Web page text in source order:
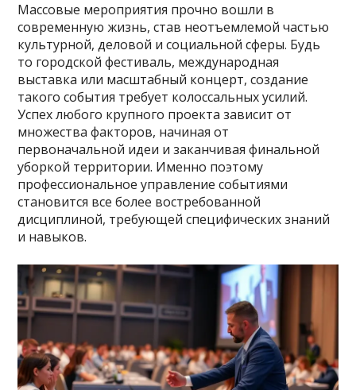
Массовые мероприятия прочно вошли в
современную жизнь, став неотъемлемой частью
культурной, деловой и социальной сферы. Будь
то городской фестиваль, международная
выставка или масштабный концерт, создание
такого события требует колоссальных усилий.
Успех любого крупного проекта зависит от
множества факторов, начиная от
первоначальной идеи и заканчивая финальной
уборкой территории. Именно поэтому
профессиональное управление событиями
становится все более востребованной
дисциплиной, требующей специфических знаний
и навыков.